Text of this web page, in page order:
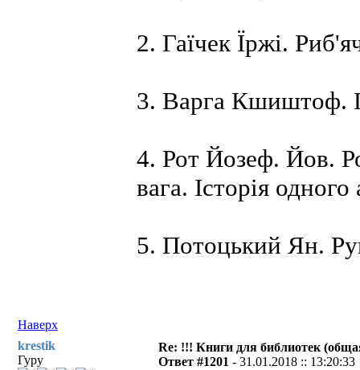
2. Гаїчек Їржі.
3. Варга Кшиштоф.
4. Рот Йозеф. Йов.
вага. Історія
5. Потоцький Ян.
Наверх
krestik
Гуру
Re: !!! Книги для библиотек
Ответ #1201 -31.01.2018 :: 13:20:33